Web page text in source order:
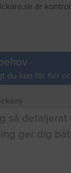
är
du kan för fler